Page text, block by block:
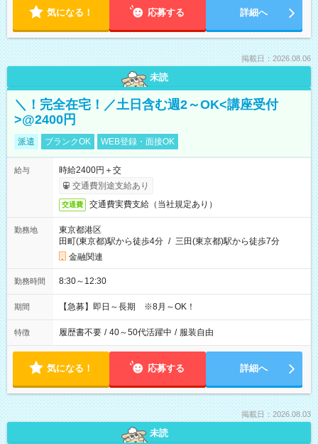
気になる！ 応募する 詳細へ
掲載日：2026.08.06
未読
＼！完全在宅！／土日含む週2～OK<講座受付
>@2400円
派遣 ブランクOK WEB登録・面接OK
給与
時給2400円＋交
交通費別途支給あり
交通費 交通費実費支給（当社規定あり）
勤務地
東京都港区
田町(東京都)駅から徒歩4分 / 三田(東京都)駅から徒歩7分
金融関連
勤務時間 8:30～12:30
期間 【急募】即日～長期 ※8月～OK！
特徴 履歴書不要 / 40～50代活躍中 / 服装自由
気になる！ 応募する 詳細へ
掲載日：2026.08.03
未読